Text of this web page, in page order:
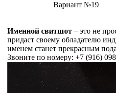
Вариант №19
Именной свитшот – это не
придаст своему обладателю
именем станет прекрасным
Звоните по номеру: +7 (916)